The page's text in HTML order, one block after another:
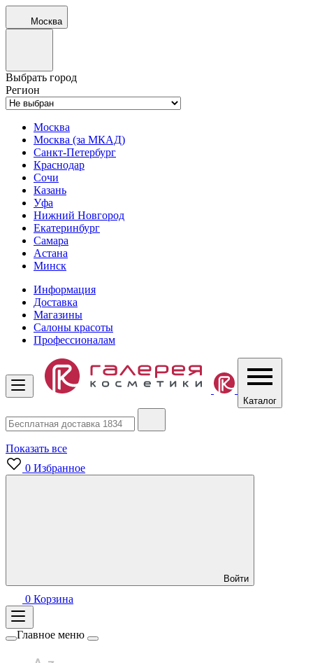
Москва
Выбрать город
Регион
Москва
Москва (за МКАД)
Санкт-Петербург
Краснодар
Сочи
Казань
Уфа
Нижний Новгород
Екатеринбург
Самара
Астана
Минск
Информация
Доставка
Магазины
Салоны красоты
Профессионалам
Каталог
Показать все
0 Избранное
Войти
0 Корзина
Главное меню